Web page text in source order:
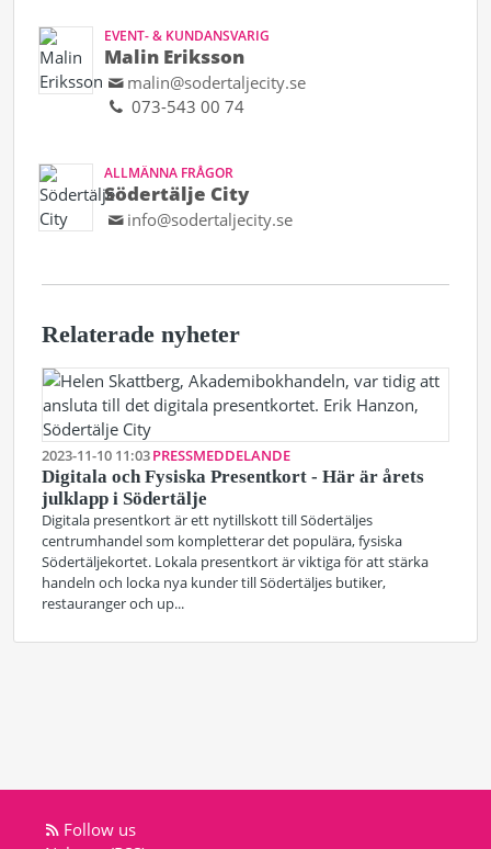
EVENT- & KUNDANSVARIG
Malin Eriksson
malin@sodertaljecity.se
073-543 00 74
ALLMÄNNA FRÅGOR
Södertälje City
info@sodertaljecity.se
Relaterade nyheter
2023-11-10 11:03PRESSMEDDELANDE
Digitala och Fysiska Presentkort - Här är årets
julklapp i Södertälje
Digitala presentkort är ett nytillskott till Södertäljes
centrumhandel som kompletterar det populära, fysiska
Södertäljekortet. Lokala presentkort är viktiga för att stärka
handeln och locka nya kunder till Södertäljes butiker,
restauranger och up...
Follow us